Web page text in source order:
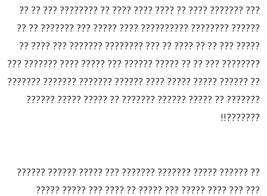
??? ??????? ???? ?? ???? ???? ???? ?? ???????? ??? ?? ??
?????? ???????? ?????????? ???? ????? ??? ??????? ?? ??
????? ??? ?? ?? ???? ?? ??? ???????? ??????? ??? ???? ??
???????? ??? ?? ?? ????? ?????? ??? ????? ???? ??????? ???
?? ?????? ????? ????? ???? ?????? ??????? ??????? ???????
??????? ?? ????? ?????? ??????? ?? ????? ????? ??????
???????!!
?? ?????? ????? ??????? ??????? ??? ????? ?????? ??????
??? ??? ???? ????? ??? ????? ?? ???? ??? ????? ?????